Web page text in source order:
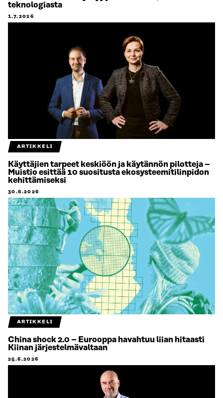
teknologiasta
1.7.2026
ARTIKKELI
Käyttäjien tarpeet keskiöön ja käytännön pilotteja –
Muistio esittää 10 suositusta ekosysteemitilinpidon
kehittämiseksi
30.6.2026
ARTIKKELI
China shock 2.0 – Eurooppa havahtuu liian hitaasti
Kiinan järjestelmävaltaan
25.6.2026